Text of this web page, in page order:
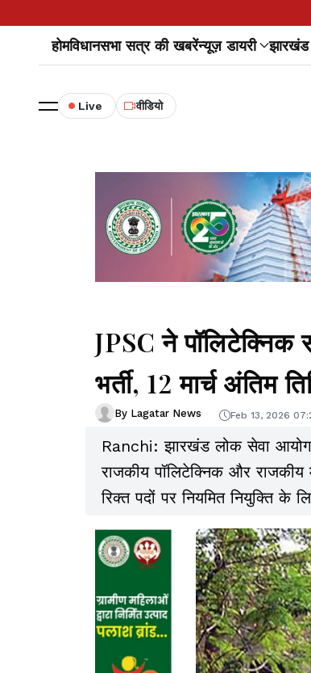
होमविधानसभा सत्र की खबरेंन्यूज़ डायरी
Live वीडियो
JPSC ने पॉलिटेक्निक
भर्ती, 12 मार्च अंतिम
By Lagatar News Feb 13, 2026
Ranchi: झारखंड लोक सेवा आयोग
राजकीय पॉलिटेक्निक और राजकीय
रिक्त पदों पर नियमित नियुक्ति के
इसके लिए ऑनलाइन आवेदन कर